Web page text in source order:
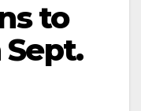
to
Sept.